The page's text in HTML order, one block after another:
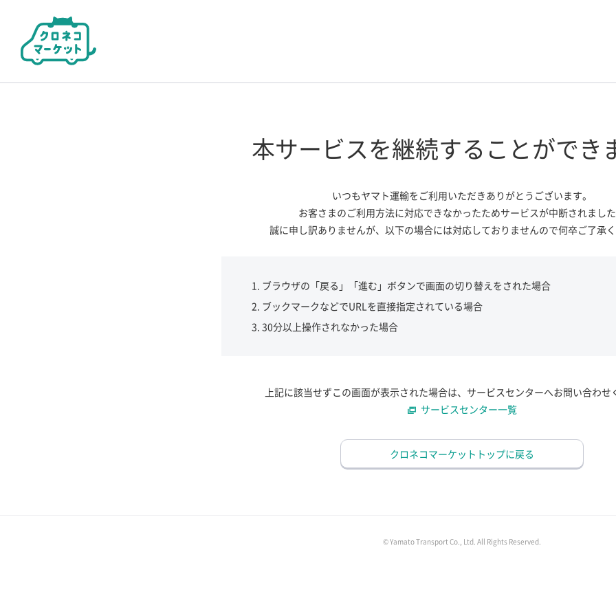
本サービスを継続する ことができ
いつもヤマト運輸をご利用いただきありがとうございます。
お客さまのご利用方法に対応できなかったためサービスが中断されました
誠に申し訳ありませんが、 以下の場合には対応しておりませんので何卒ご了承く
ブラウザの「戻る」「進む」ボタンで画面の切り替えをされた場合
ブックマークなどでURLを直接指定されている場合
30分以上操作されなかった場合
上記に該当せずこの画面が表示された場合は、サービスセンターへお問い合わせ
サービスセンター一覧
クロネコマーケットトップに戻る
© Yamato Transport Co., Ltd. All Rights Reserved.